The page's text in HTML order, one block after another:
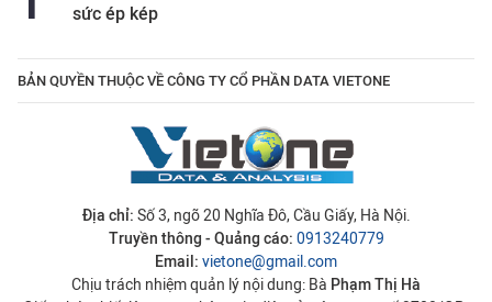
sức ép kép
BẢN QUYỀN THUỘC VỀ CÔNG TY CỔ PHẦN DATA VIETONE
Địa chỉ: Số 3, ngõ 20 Nghĩa Đô, Cầu Giấy, Hà Nội.
Truyền thông - Quảng cáo: 0913240779
Email: vietone@gmail.com
Chịu trách nhiệm quản lý nội dung: Bà Phạm Thị Hà